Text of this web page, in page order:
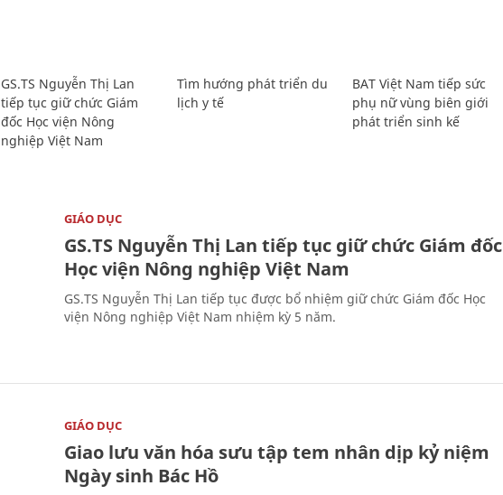
GS.TS Nguyễn Thị Lan
tiếp tục giữ chức Giám
đốc Học viện Nông
nghiệp Việt Nam
Tìm hướng phát triển du
lịch y tế
BAT Việt Nam tiếp sức
phụ nữ vùng biên giới
phát triển sinh kế
GIÁO DỤC
GS.TS Nguyễn Thị Lan tiếp tục giữ chức Giám đốc
Học viện Nông nghiệp Việt Nam
GS.TS Nguyễn Thị Lan tiếp tục được bổ nhiệm giữ chức Giám đốc Học
viện Nông nghiệp Việt Nam nhiệm kỳ 5 năm.
GIÁO DỤC
Giao lưu văn hóa sưu tập tem nhân dịp kỷ niệm
Ngày sinh Bác Hồ